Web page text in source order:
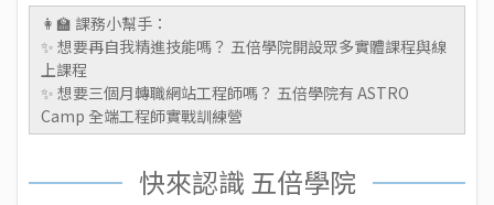
👩‍🏫 課務小幫手：
✨ 想要再自我精進技能嗎？ 五倍學院開設眾多實體課程與線
上課程
✨ 想要三個月轉職網站工程師嗎？ 五倍學院有 ASTRO
Camp 全端工程師實戰訓練營
快來認識 五倍學院